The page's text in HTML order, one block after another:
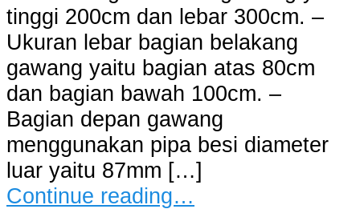
tinggi 200cm dan lebar 300cm. –
Ukuran lebar bagian belakang
gawang yaitu bagian atas 80cm
dan bagian bawah 100cm. –
Bagian depan gawang
menggunakan pipa besi diameter
luar yaitu 87mm […]
Continue reading…